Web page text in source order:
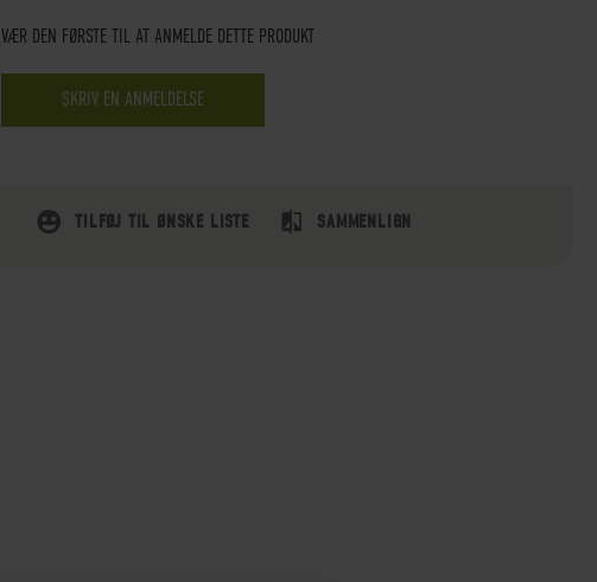
VÆR DEN FØRSTE TIL AT ANMELDE DETTE PRODUKT
SKRIV EN ANMELDELSE
TILFØJ TIL ØNSKE LISTE SAMMENLIGN